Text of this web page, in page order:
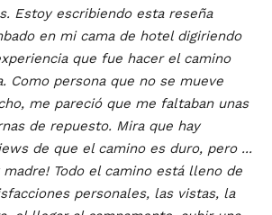
Estoy escribiendo esta reseña
en mi cama de hotel digiriendo
que fue hacer el camino
Como persona que no se mueve
me pareció que me faltaban unas
de repuesto. Mira que hay
de que el camino es duro, pero ...
madre! Todo el camino está lleno de
personales, las vistas, la